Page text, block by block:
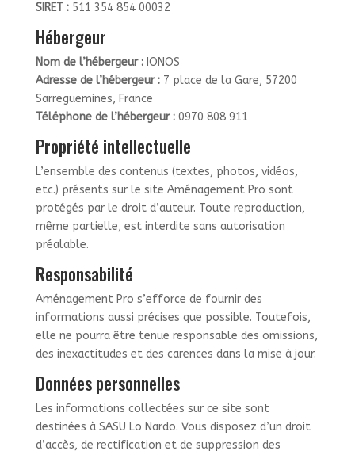
SIRET :511 354 854 00032
Hébergeur
Nom de l’hébergeur : IONOS
Adresse de l’hébergeur : 7 place de la Gare, 57200
Sarreguemines, France
Téléphone de l’hébergeur : 0970 808 911
Propriété intellectuelle
L’ensemble des contenus (textes, photos, vidéos,
etc.) présents sur le site Aménagement Pro sont
protégés par le droit d’auteur. Toute reproduction,
même partielle, est interdite sans autorisation
préalable.
Responsabilité
Aménagement Pro s’efforce de fournir des
informations aussi précises que possible. Toutefois,
elle ne pourra être tenue responsable des omissions,
des inexactitudes et des carences dans la mise à jour.
Données personnelles
Les informations collectées sur ce site sont
destinées à SASU Lo Nardo. Vous disposez d’un droit
d’accès, de rectification et de suppression des